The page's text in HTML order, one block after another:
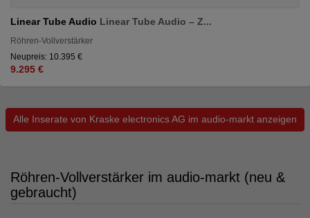
Linear Tube Audio Linear Tube Audio – Z...
Röhren-Vollverstärker
Neupreis: 10.395 €
9.295 €
Alle Inserate von Kraske electronics AG im audio-markt anzeigen
Röhren-Vollverstärker im audio-markt (neu &
gebraucht)